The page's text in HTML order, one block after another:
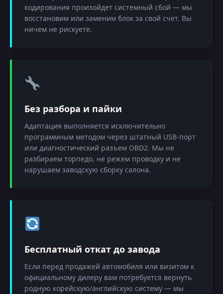
кодирования произойдет системный сбой — мы
восстановим или заменим блок за свой счет. Вы
ничем не рискуете.
Без разбора и пайки
Адаптация выполняется исключительно
программным методом через штатный USB-порт
или диагностический разъем OBD2. Мы не
разбираем торпедо, не режем проводку и не
нарушаем заводскую сборку салона.
Бесплатный откат до завода
Если перед продажей автомобиля или визитом к
официальному дилеру вам потребуется вернуть
родную корейскую/английскую систему — мы